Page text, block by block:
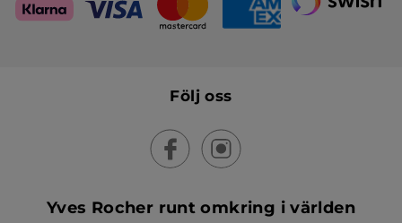
Följ oss
Yves Rocher runt omkring i världen